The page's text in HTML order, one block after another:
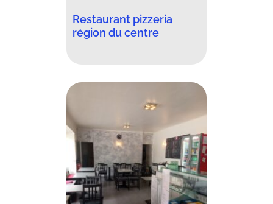
Restaurant pizzeria
région du centre